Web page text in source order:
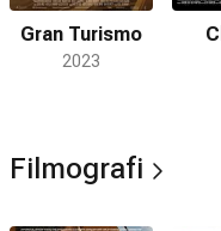
Gran Turismo
2023
Filmografi